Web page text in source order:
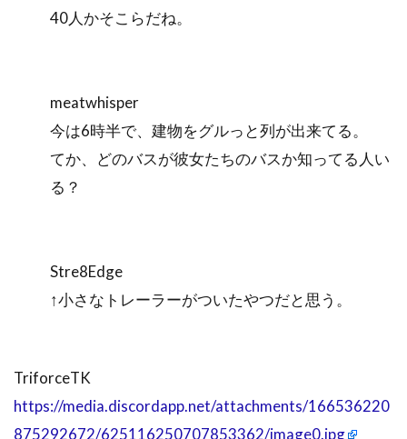
40人かそこらだね。
meatwhisper
今は6時半で、建物をグルっと列が出来てる。
てか、どのバスが彼女たちのバスか知ってる人い
る？
Stre8Edge
↑小さなトレーラーがついたやつだと思う。
TriforceTK
https://media.discordapp.net/attachments/166536220
875292672/625116250707853362/image0.jpg